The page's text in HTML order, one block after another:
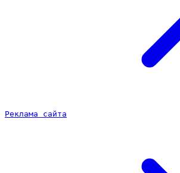
Реклама сайта